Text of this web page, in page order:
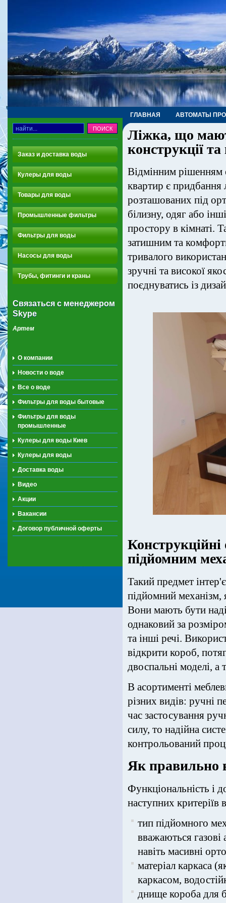
ГЛАВНАЯ АВТОМАТЫ
ТРУБЫ, ФИТИНГИ, КРАНЫ
Заказ и доставка воды
Кулеры для воды
Товары для воды
Промышленные фильтры
Фильтры для воды
Насосы для воды
Трубы, фитинги и краны
Связаться с менеджером
Skype
Артем
О компании
Новости о воде
Все о воде
Фильтры для воды бытовые
Фильтры для воды
промышленные
Кулеры для воды Киев
Кулеры для воды
Доставка воды
Видео
Акции
Вакансии
Договор публичной оферты
Ліжка, що
конструкції
Відмінним рішенням
квартир є придбання
розташованих під
білизну, одяг або
простору в кімнаті.
затишним та
тривалого
зручні та високої
поєднуватись із
Конструкційні
підйомним
Такий предмет
підйомний механізм,
Вони мають бути
однаковий за
та інші речі.
відкрити короб,
двоспальні моделі, а
В асортименті
різних видів: ручні
час застосування
силу, то надійна
контрольований
Як правильно
Функціональність і
наступних критеріїв
тип підйомного
вважаються
навіть масивні
матеріал каркаса
каркасом,
днище короба для